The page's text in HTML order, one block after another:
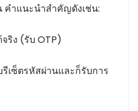
คำแนะนำสำคัญดังเช่น:
ริง (รับ OTP)
เซ็ตรหัสผ่านและก็รับการ